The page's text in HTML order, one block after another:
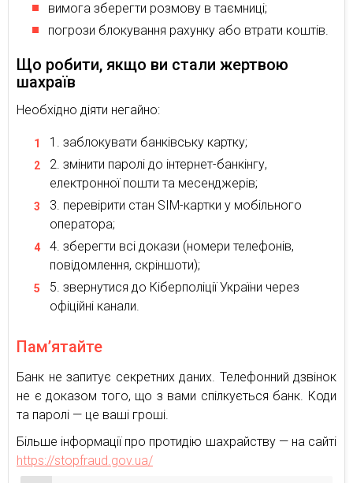
вимога зберегти розмову в таємниці;
погрози блокування рахунку або втрати коштів.
Що робити, якщо ви стали жертвою
шахраїв
Необхідно діяти негайно:
заблокувати банківську картку;
змінити паролі до інтернет-банкінгу,
електронної пошти та месенджерів;
перевірити стан SIM-картки у мобільного
оператора;
зберегти всі докази (номери телефонів,
повідомлення, скріншоти);
звернутися до Кіберполіції України через
офіційні канали.
Пам’ятайте
Банк не запитує секретних даних. Телефонний дзвінок
не є доказом того, що з вами спілкується банк. Коди
та паролі — це ваші гроші.
Більше інформації про протидію шахрайству — на сайті
https://stopfraud.gov.ua/